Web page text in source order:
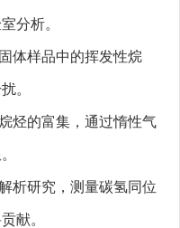
分析。
体样品中的挥发性烷
。
烃的富集，通过惰性气
析研究，测量碳氢同位
献。